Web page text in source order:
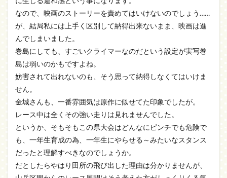
なので、映画のストーリーを責めてはいけないのでしょう……
が、結局私には上手く区別して納得出来ないまま、映画は進
んでしまいました。
巻島にしても、すごいクライマーなのだという設定が実写巻
島は弱いのかもですよね。
妨害されて出れないのも、そう思って納得しなくてはいけま
せん。
金城さんも、一番雰囲気は原作に似せてた印象でしたが。
レース中は全くその強い走りは見れませんでした。
というか、そもそもこの県大会はどんなにピンチでも危険で
も、一年生育成の為、一年生にやらせる～みたいなスタンス
だったと理解すべきなのでしょうか。
だとしたらやはり田所の飛び出した理由は分かりませんが、